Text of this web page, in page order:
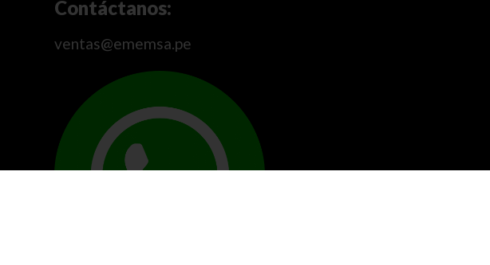
Contáctanos:
ventas@ememsa.pe